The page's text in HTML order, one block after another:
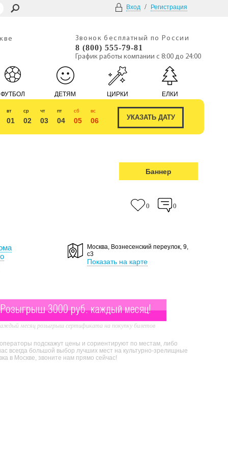
Вход / Регистрация
Звонок бесплатный по России
8 (800) 555-79-81
График работы компании с 8:00 до 24:00
ФУТБОЛ ДЕТЯМ ЦИРКИ ЕЛКИ
вт
01
ср
02
чт
03
пт
04
сб
05
вс
06
Баннер
0 0
Москва, Вознесенский переулок, 9,
с3
Показать на карте
Розыгрыш 3000 руб. каждый месяц!
месяц розыгрыш сертификата на покупку билетов
подскажут цены и сориентируют по местам, либо
всегда большой выбор лучших мест на культурно-зрелищные
в Москве, звоните нам прямо сейчас!